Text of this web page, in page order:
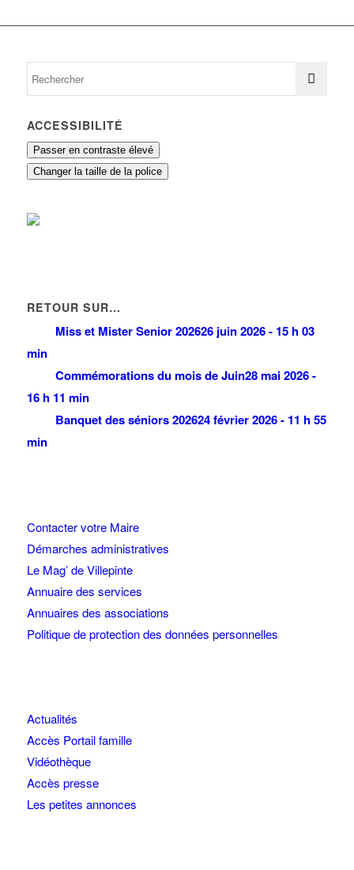
ACCESSIBILITÉ
Passer en contraste élevé
Changer la taille de la police
RETOUR SUR…
Miss et Mister Senior 202626 juin 2026 - 15 h 03
min
Commémorations du mois de Juin28 mai 2026 -
16 h 11 min
Banquet des séniors 202624 février 2026 - 11 h 55
min
Contacter votre Maire
Démarches administratives
Le Mag’ de Villepinte
Annuaire des services
Annuaires des associations
Politique de protection des données personnelles
Actualités
Accès Portail famille
Vidéothèque
Accès presse
Les petites annonces